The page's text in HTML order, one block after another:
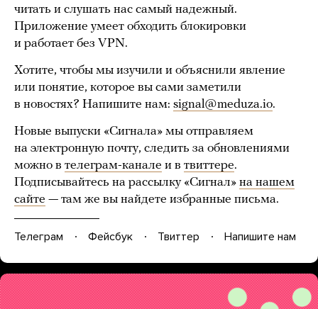
читать и слушать нас самый надежный.
Приложение умеет обходить блокировки
и работает без VPN.
Хотите, чтобы мы изучили и объяснили явление
или понятие, которое вы сами заметили
в новостях? Напишите нам: signal@meduza.io.
Новые выпуски «Сигнала» мы отправляем
на электронную почту, следить за обновлениями
можно в телеграм-канале и в твиттере.
Подписывайтесь на рассылку «Сигнал» на нашем
сайте — там же вы найдете избранные письма.
Телеграм Фейсбук Твиттер Напишите нам